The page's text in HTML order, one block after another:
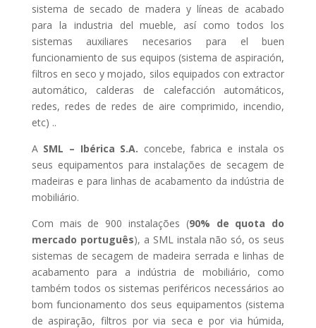
sistema de secado de madera y líneas de acabado
para la industria del mueble, así como todos los
sistemas auxiliares necesarios para el buen
funcionamiento de sus equipos (sistema de aspiración,
filtros en seco y mojado, silos equipados con extractor
automático, calderas de calefacción automáticos,
redes, redes de redes de aire comprimido, incendio,
etc) ..
A SML – Ibérica S.A. concebe, fabrica e instala os
seus equipamentos para instalações de secagem de
madeiras e para linhas de acabamento da indústria de
mobiliário.
Com mais de 900 instalações (90% de quota do
mercado português), a SML instala não só, os seus
sistemas de secagem de madeira serrada e linhas de
acabamento para a indústria de mobiliário, como
também todos os sistemas periféricos necessários ao
bom funcionamento dos seus equipamentos (sistema
de aspiração, filtros por via seca e por via húmida,